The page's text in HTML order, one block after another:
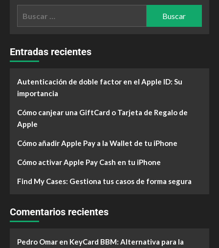
Entradas recientes
Autenticación de doble factor en el Apple ID: Su
importancia
Cómo canjear una GiftCard o Tarjeta de Regalo de
Apple
Cómo añadir Apple Pay a la Wallet de tu iPhone
Cómo activar Apple Pay Cash en tu iPhone
Find My Cases: Gestiona tus casos de forma segura
Comentarios recientes
Pedro Omar en KeyCard BBM: Alternativa para la